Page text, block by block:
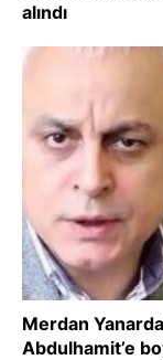
alındı
Merdan
Abdulhamit’e